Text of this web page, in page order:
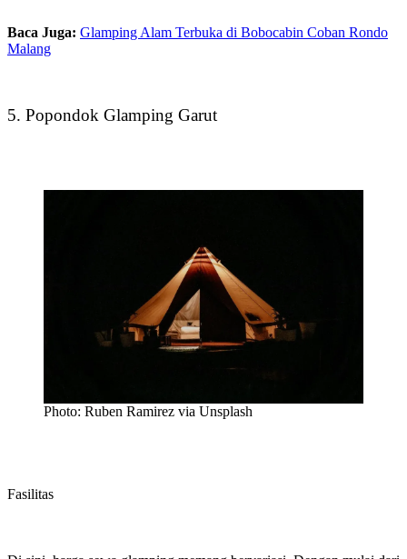
Baca Juga: Glamping Alam Terbuka di Bobocabin Coban Rondo
Malang
5. Popondok Glamping Garut
Photo: Ruben Ramirez via Unsplash
Fasilitas